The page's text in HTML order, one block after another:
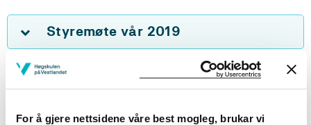
For å gjere nettsidene våre best mogleg, brukar vi
Styremøte vår 2019
Styremøte 2018
Styremøte 2017